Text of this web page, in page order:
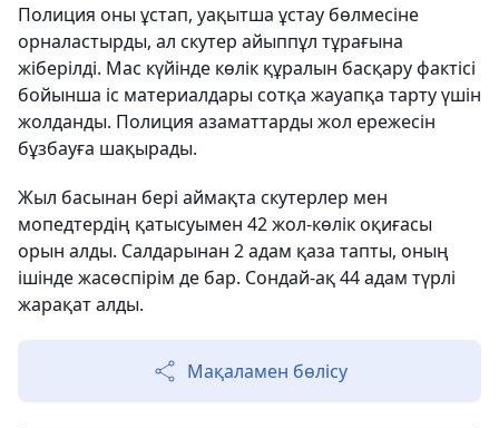
Полиция оны ұстап, уақытша ұстау бөлмесіне
орналастырды, ал скутер айыппұл тұрағына
жіберілді. Мас күйінде көлік құралын басқару фактісі
бойынша іс материалдары сотқа жауапқа тарту үшін
жолданды. Полиция азаматтарды жол ережесін
бұзбауға шақырады.
Жыл басынан бері аймақта скутерлер мен
мопедтердің қатысуымен 42 жол-көлік оқиғасы
орын алды. Салдарынан 2 адам қаза тапты, оның
ішінде жасөспірім де бар. Сондай-ақ 44 адам түрлі
жарақат алды.
Мақаламен бөлісу